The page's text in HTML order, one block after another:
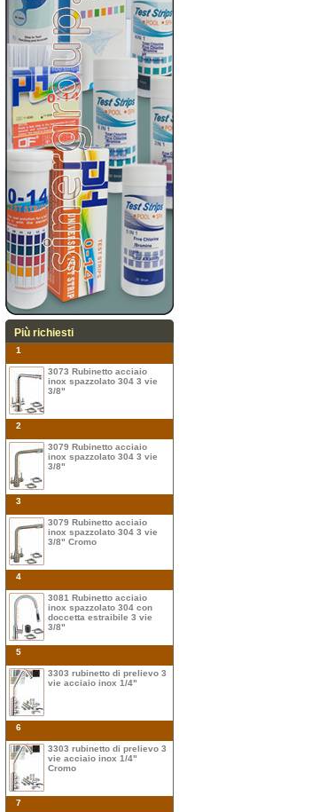
Più richiesti
1
3073 Rubinetto acciaio
inox spazzolato 304 3 vie
3/8"
2
3079 Rubinetto acciaio
inox spazzolato 304 3 vie
3/8"
3
3079 Rubinetto acciaio
inox spazzolato 304 3 vie
3/8" Cromo
4
3081 Rubinetto acciaio
inox spazzolato 304 con
doccetta estraibile 3 vie
3/8"
5
3303 rubinetto di prelievo 3
vie acciaio inox 1/4"
6
3303 rubinetto di prelievo 3
vie acciaio inox 1/4"
Cromo
7